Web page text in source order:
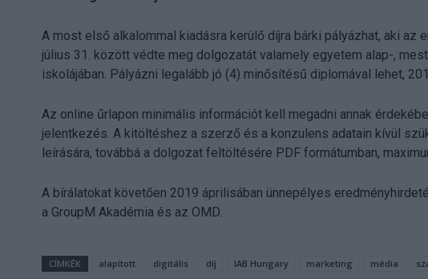
A most első alkalommal kiadásra kerülő díjra bárki pályázhat, aki az
július 31. között védte meg dolgozatát valamely egyetem alap-,
iskolájában. Pályázni legalább jó (4) minősítésű diplomával lehet,
Az online űrlapon minimális információt kell megadni annak
jelentkezés. A kitöltéshez a szerző és a konzulens adatain kívül
leírására, továbbá a dolgozat feltöltésére PDF formátumban,
A bírálatokat követően 2019 áprilisában ünnepélyes
a GroupM Akadémia és az OMD.
CÍMKÉK alapított digitális díj IAB Hungary marketing média